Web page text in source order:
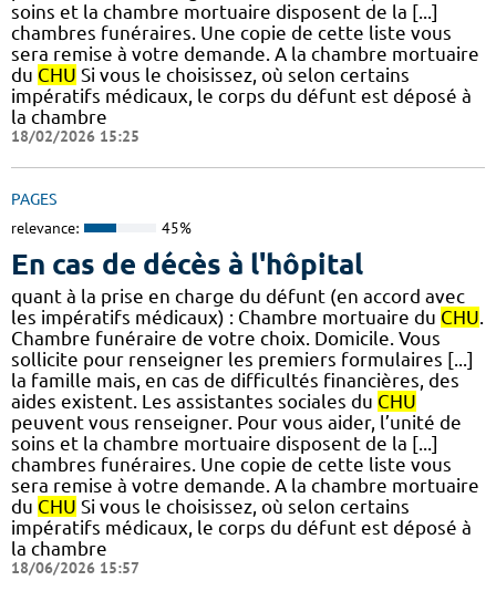
soins et la chambre mortuaire disposent de la [...]
chambres funéraires. Une copie de cette liste vous
sera remise à votre demande. A la chambre mortuaire
du CHU Si vous le choisissez, où selon certains
impératifs médicaux, le corps du défunt est déposé à
la chambre
18/02/2026 15:25
PAGES
relevance: 45%
En cas de décès à l'hôpital
quant à la prise en charge du défunt (en accord avec
les impératifs médicaux) : Chambre mortuaire du CHU.
Chambre funéraire de votre choix. Domicile. Vous
sollicite pour renseigner les premiers formulaires [...]
la famille mais, en cas de difficultés financières, des
aides existent. Les assistantes sociales du CHU
peuvent vous renseigner. Pour vous aider, l’unité de
soins et la chambre mortuaire disposent de la [...]
chambres funéraires. Une copie de cette liste vous
sera remise à votre demande. A la chambre mortuaire
du CHU Si vous le choisissez, où selon certains
impératifs médicaux, le corps du défunt est déposé à
la chambre
18/06/2026 15:57